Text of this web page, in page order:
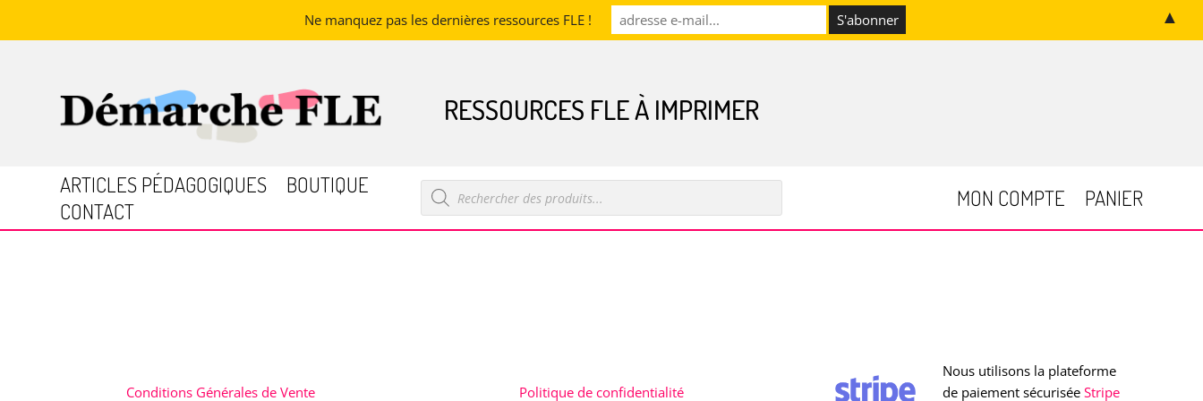
RESSOURCES FLE À IMPRIMER
ARTICLES PÉDAGOGIQUES
BOUTIQUE
CONTACT
Recherche
de
produits
MON COMPTE PANIER
Conditions Générales de Vente Politique de confidentialité
Nous utilisons la plateforme
de paiement sécurisée Stripe
Ne manquez pas les dernières ressources FLE ! ▲